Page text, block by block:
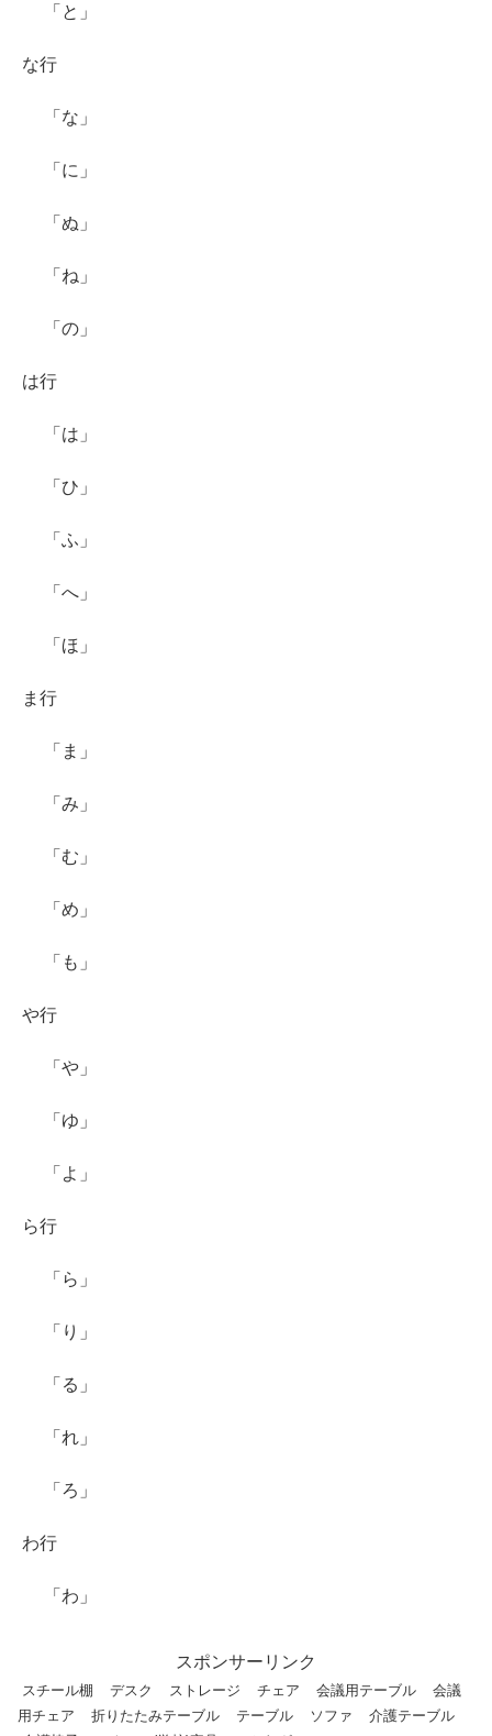
「と」
な行
「な」
「に」
「ぬ」
「ね」
「の」
は行
「は」
「ひ」
「ふ」
「へ」
「ほ」
ま行
「ま」
「み」
「む」
「め」
「も」
や行
「や」
「ゆ」
「よ」
ら行
「ら」
「り」
「る」
「れ」
「ろ」
わ行
「わ」
スポンサーリンク
スチール棚 デスク ストレージ チェア 会議用テーブル
会議
用チェア
折りたたみテーブル テーブル ソファ
介護テーブル